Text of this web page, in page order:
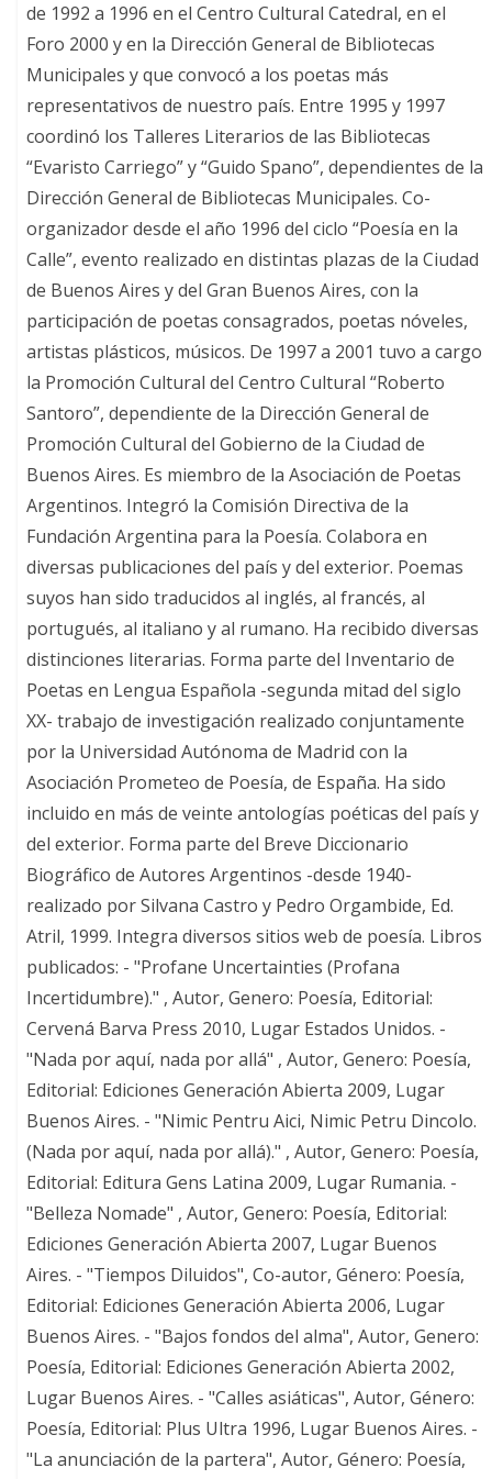
de 1992 a 1996 en el Centro Cultural Catedral, en el
Foro 2000 y en la Dirección General de Bibliotecas
Municipales y que convocó a los poetas más
representativos de nuestro país. Entre 1995 y 1997
coordinó los Talleres Literarios de las Bibliotecas
“Evaristo Carriego” y “Guido Spano”, dependientes de la
Dirección General de Bibliotecas Municipales. Co-
organizador desde el año 1996 del ciclo “Poesía en la
Calle”, evento realizado en distintas plazas de la Ciudad
de Buenos Aires y del Gran Buenos Aires, con la
participación de poetas consagrados, poetas nóveles,
artistas plásticos, músicos. De 1997 a 2001 tuvo a cargo
la Promoción Cultural del Centro Cultural “Roberto
Santoro”, dependiente de la Dirección General de
Promoción Cultural del Gobierno de la Ciudad de
Buenos Aires. Es miembro de la Asociación de Poetas
Argentinos. Integró la Comisión Directiva de la
Fundación Argentina para la Poesía. Colabora en
diversas publicaciones del país y del exterior. Poemas
suyos han sido traducidos al inglés, al francés, al
portugués, al italiano y al rumano. Ha recibido diversas
distinciones literarias. Forma parte del Inventario de
Poetas en Lengua Española -segunda mitad del siglo
XX- trabajo de investigación realizado conjuntamente
por la Universidad Autónoma de Madrid con la
Asociación Prometeo de Poesía, de España. Ha sido
incluido en más de veinte antologías poéticas del país y
del exterior. Forma parte del Breve Diccionario
Biográfico de Autores Argentinos -desde 1940-
realizado por Silvana Castro y Pedro Orgambide, Ed.
Atril, 1999. Integra diversos sitios web de poesía. Libros
publicados: - "Profane Uncertainties (Profana
Incertidumbre)." , Autor, Genero: Poesía, Editorial:
Cervená Barva Press 2010, Lugar Estados Unidos. -
"Nada por aquí, nada por allá" , Autor, Genero: Poesía,
Editorial: Ediciones Generación Abierta 2009, Lugar
Buenos Aires. - "Nimic Pentru Aici, Nimic Petru Dincolo.
(Nada por aquí, nada por allá)." , Autor, Genero: Poesía,
Editorial: Editura Gens Latina 2009, Lugar Rumania. -
"Belleza Nomade" , Autor, Genero: Poesía, Editorial:
Ediciones Generación Abierta 2007, Lugar Buenos
Aires. - "Tiempos Diluidos", Co-autor, Género: Poesía,
Editorial: Ediciones Generación Abierta 2006, Lugar
Buenos Aires. - "Bajos fondos del alma", Autor, Genero:
Poesía, Editorial: Ediciones Generación Abierta 2002,
Lugar Buenos Aires. - "Calles asiáticas", Autor, Género:
Poesía, Editorial: Plus Ultra 1996, Lugar Buenos Aires. -
"La anunciación de la partera", Autor, Género: Poesía,